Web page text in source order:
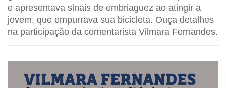
e apresentava sinais de embriaguez ao atingir a
jovem, que empurrava sua bicicleta. Ouça detalhes
na participação da comentarista Vilmara Fernandes.